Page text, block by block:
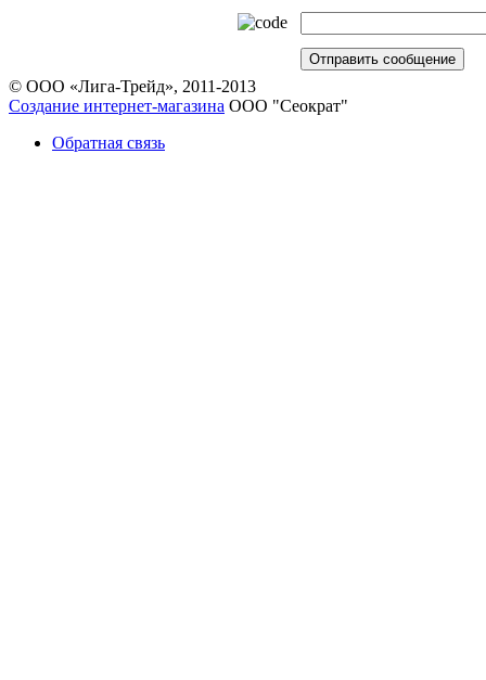
© ООО «Лига-Трейд», 2011-2013
Создание интернет-магазина ООО "Сеократ"
Обратная связь